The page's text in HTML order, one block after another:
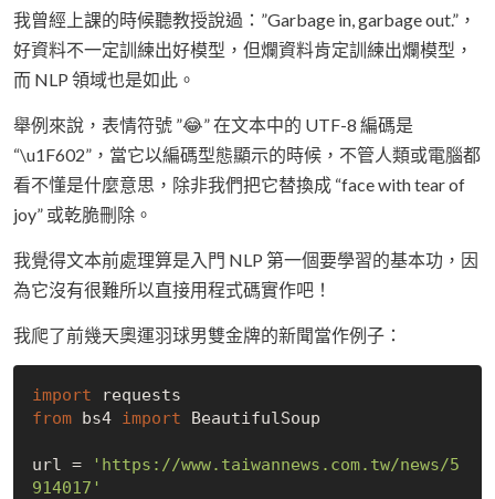
我曾經上課的時候聽教授說過：”Garbage in, garbage out.”，
好資料不一定訓練出好模型，但爛資料肯定訓練出爛模型，
而 NLP 領域也是如此。
舉例來說，表情符號 ”😂” 在文本中的 UTF-8 編碼是
“\u1F602”，當它以編碼型態顯示的時候，不管人類或電腦都
看不懂是什麼意思，除非我們把它替換成 “face with tear of
joy” 或乾脆刪除。
我覺得文本前處理算是入門 NLP 第一個要學習的基本功，因
為它沒有很難所以直接用程式碼實作吧！
我爬了前幾天奧運羽球男雙金牌的新聞當作例子：
import
from bs4 import BeautifulSoup
url =
'https://www.taiwannews.com.tw/news/5
914017'